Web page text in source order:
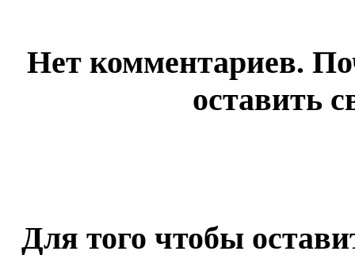
Нет комментариев.
оставить
Для того чтобы